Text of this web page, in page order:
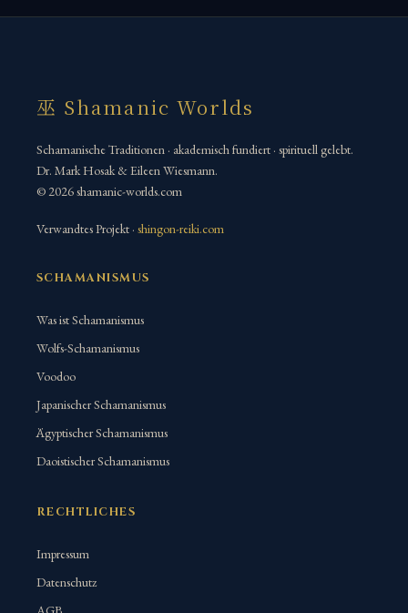
巫 Shamanic Worlds
Schamanische Traditionen · akademisch fundiert · spirituell gelebt.
Dr. Mark Hosak & Eileen Wiesmann.
© 2026 shamanic-worlds.com
Verwandtes Projekt · shingon-reiki.com
SCHAMANISMUS
Was ist Schamanismus
Wolfs-Schamanismus
Voodoo
Japanischer Schamanismus
Ägyptischer Schamanismus
Daoistischer Schamanismus
RECHTLICHES
Impressum
Datenschutz